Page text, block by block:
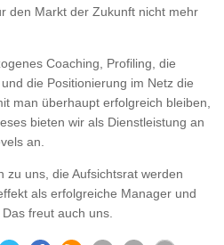
den Markt der Zukunft nicht mehr
Coaching, Profiling, die
die Positionierung im Netz die
man überhaupt erfolgreich bleiben,
bieten wir als Dienstleistung an
an.
zu uns, die Aufsichtsrat werden
als erfolgreiche Manager und
freut auch uns.